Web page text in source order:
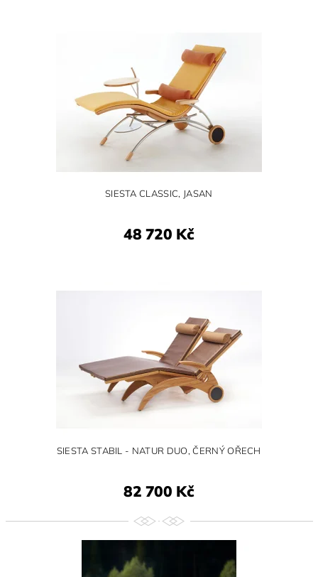
SIESTA CLASSIC, JASAN
48 720 Kč
SIESTA STABIL - NATUR DUO, ČERNÝ OŘECH
82 700 Kč